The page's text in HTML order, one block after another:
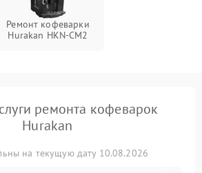
Ремонт кофеварки
Hurakan HKN-CM2
ремонта кофеварок
Hurakan
на текущую дату 10.08.2026